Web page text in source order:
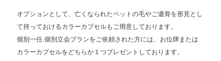
オプションとして、亡くなられたペットの毛やご遺骨を形見とし
て持っておけるカラーカプセルもご用意しております。
個別一任.個別立会プランをご依頼された方には、お位牌または
カラーカプセルをどちらか１つプレゼントしております。